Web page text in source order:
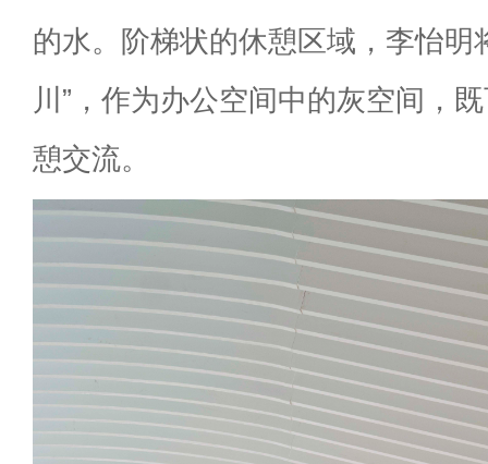
的水。阶梯状的休憩区域，李怡明
川”，作为办公空间中的灰空间，
憩交流。